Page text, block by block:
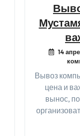
14
Вывоз
цена и
вынос,